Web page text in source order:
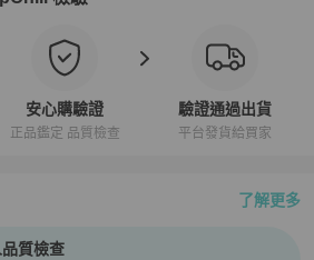
安心購驗證
正品鑑定 品質檢查
驗證通過出貨
平台發貨給買家
了解更多
、安心購檢驗流程介紹
質檢查